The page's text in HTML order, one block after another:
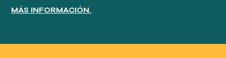
MÁS INFORMACIÓN.